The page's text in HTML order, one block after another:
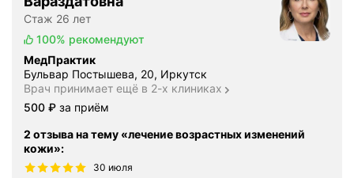
Стаж 26 лет
100% рекомендуют
МедПрактик
Бульвар Постышева, 20, Иркутск
Врач принимает ещё в 2-х клиниках
Цена
500 ₽ за приём
2 отзыва на тему «лечение возрастных изменений
кожи»:
30 июля